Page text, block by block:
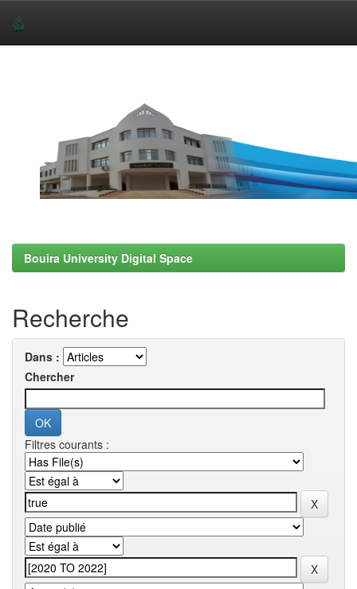
Bouira University Digital Space
Recherche
Dans :
Chercher
Filtres courants :